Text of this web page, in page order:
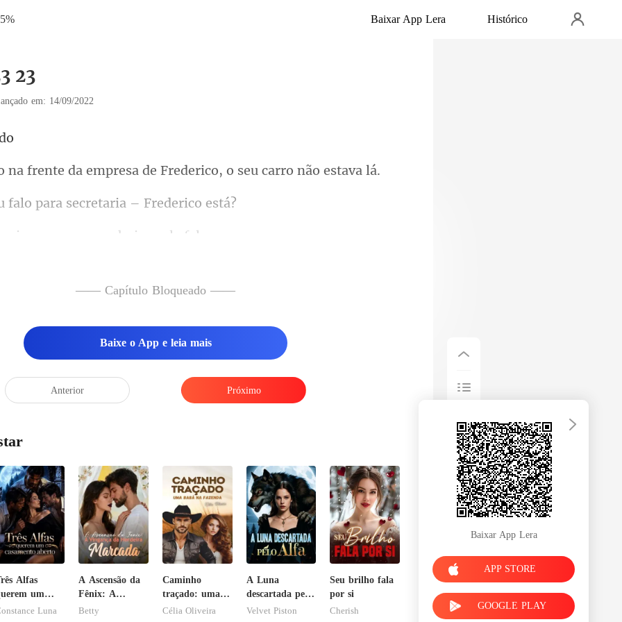
Baixar App Lera Histórico
23
em: 14/09/2022
da empresa de Frederico,
lo para secretari
eio para empresa
rizada a dar o núme
dele e
—— Capítulo Bloqueado ——
Baixe o App e leia mais
Anterior Próximo
Alfas
um
Luna
A Ascensão da
Fênix: A
Vingança da
Betty
Caminho
traçado: uma
babá na
Célia Oliveira
A Luna
descartada pelo
Alfa
Velvet Piston
Seu brilho fala
por si
Cherish
Baixar App Lera
APP STORE
GOOGLE PLAY